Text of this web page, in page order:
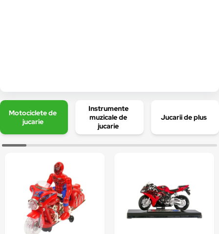
Motociclete de
jucarie
Instrumente
muzicale de
jucarie
Jucarii de plus